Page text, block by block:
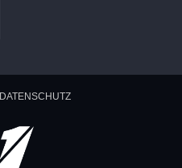
DATENSCHUTZ